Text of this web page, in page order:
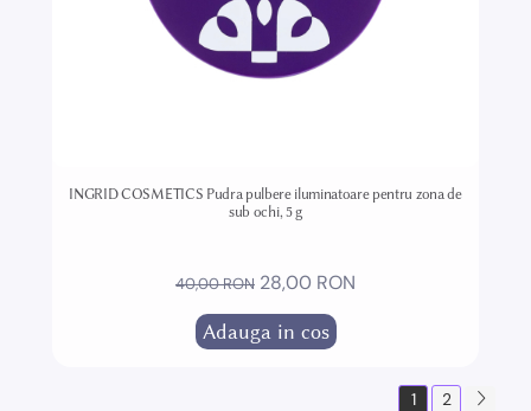
INGRID COSMETICS Pudra pulbere iluminatoare pentru zona de
sub ochi, 5 g
40,00 RON 28,00 RON
Adauga in cos
1 2